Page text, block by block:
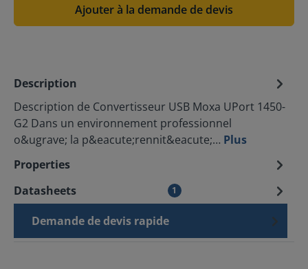
Ajouter à la demande de devis
Description
Description de Convertisseur USB Moxa UPort 1450-
G2 Dans un environnement professionnel
o&ugrave; la p&eacute;rennit&eacute;… Plus
Properties
Datasheets
1
Demande de devis rapide